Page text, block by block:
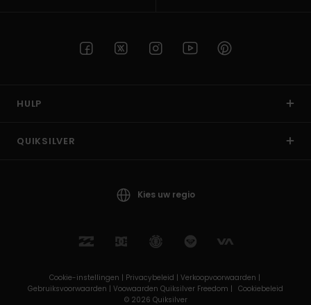
HULP
QUIKSILVER
Kies uw regio
Cookie-instellingen | Privacybeleid | Verkoopvoorwaarden |
Gebruiksvoorwaarden | Voowaarden Quiksilver Freedom | Cookiebeleid
© 2026 Quiksilver